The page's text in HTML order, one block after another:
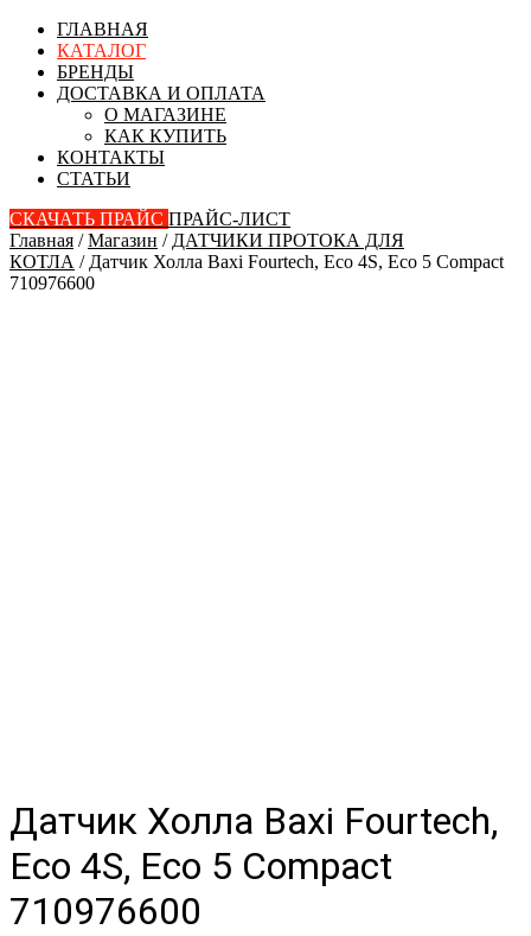
ГЛАВНАЯ
КАТАЛОГ
БРЕНДЫ
ДОСТАВКА И ОПЛАТА
О МАГАЗИНЕ
КАК КУПИТЬ
КОНТАКТЫ
СТАТЬИ
СКАЧАТЬ ПРАЙС ПРАЙС-ЛИСТ
Главная /Магазин / ДАТЧИКИ ПРОТОКА ДЛЯ
КОТЛА / Датчик Холла Baxi Fourtech, Eco 4S, Eco 5 Сompact
710976600
Датчик Холла Baxi Fourtech,
Eco 4S, Eco 5 Сompact
710976600